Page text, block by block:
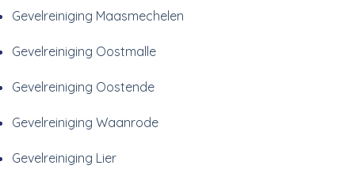
Gevelreiniging Maasmechelen
Gevelreiniging Oostmalle
Gevelreiniging Oostende
Gevelreiniging Waanrode
Gevelreiniging Lier